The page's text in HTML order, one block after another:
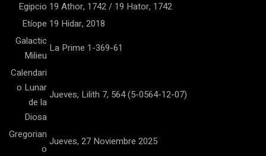
Egipcio 19 Athor, 1742 / 19 Hator, 1742
Etíope 19 Hidar, 2018
Galactic
Milieu
La Prime 1-369-61
Calendari
o Lunar
de la
Diosa
Jueves, Lilith 7, 564 (5-0564-12-07)
Gregorian
o
Jueves, 27 Noviembre 2025